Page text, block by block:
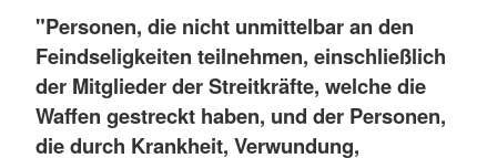
"Personen, die nicht unmittelbar an den
Feindseligkeiten teilnehmen, einschließlich
der Mitglieder der Streitkräfte, welche die
Waffen gestreckt haben, und der Personen,
die durch Krankheit, Verwundung,